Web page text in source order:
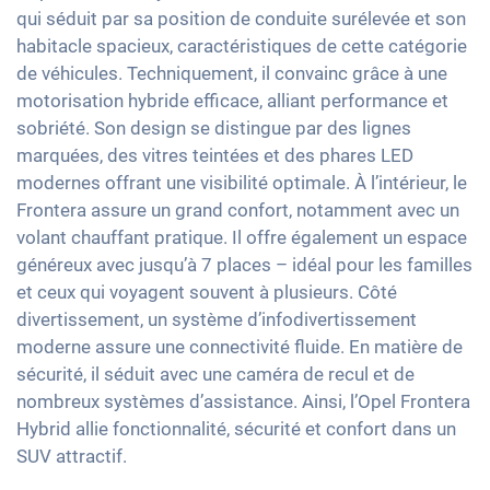
Détecteur de pluie
17" jantes en aluminium
Limiteur de vitesse
Détection de fatigue
Contrôle de pression des pneus
Assistant de freinage d'urgence
Détection des piétons
Apple Car Play
Android Auto
Ecran tactile
Recharge téléphone sans fil
Full Digital Cockpit
Interface USB-C
Sièges chauffants avant
Sièges en tissu
Vitres surteintées
Lumière d'ambiance
Volant chauffant
Accoudoir central pour les sièges avant
Assistance au démarrage en côte
Banquette rabbattable
Barres de toit
qui séduit par sa position de conduite surélevée et son
habitacle spacieux, caractéristiques de cette catégorie
de véhicules. Techniquement, il convainc grâce à une
motorisation hybride efficace, alliant performance et
sobriété. Son design se distingue par des lignes
marquées, des vitres teintées et des phares LED
modernes offrant une visibilité optimale. À l’intérieur, le
Frontera assure un grand confort, notamment avec un
volant chauffant pratique. Il offre également un espace
généreux avec jusqu’à 7 places – idéal pour les familles
et ceux qui voyagent souvent à plusieurs. Côté
divertissement, un système d’infodivertissement
moderne assure une connectivité fluide. En matière de
sécurité, il séduit avec une caméra de recul et de
nombreux systèmes d’assistance. Ainsi, l’Opel Frontera
Hybrid allie fonctionnalité, sécurité et confort dans un
SUV attractif.